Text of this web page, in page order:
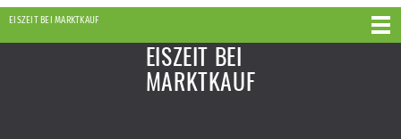
EISZEIT BEI MARKTKAUF
EISZEIT BEI
MARKTKAUF